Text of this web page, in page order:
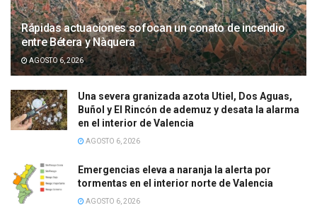
Rápidas actuaciones sofocan un conato de incendio
entre Bétera y Nàquera
AGOSTO 6, 2026
Una severa granizada azota Utiel, Dos Aguas,
Buñol y El Rincón de ademuz y desata la alarma
en el interior de Valencia
AGOSTO 6, 2026
Emergencias eleva a naranja la alerta por
tormentas en el interior norte de Valencia
AGOSTO 6, 2026